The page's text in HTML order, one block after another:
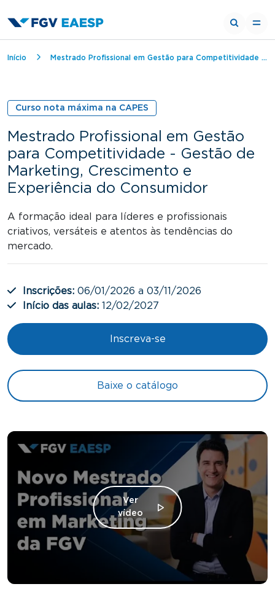
Trilha de navegação
Início Mestrado Profissional em Gestão para Competitividade - Gestão de Marketing, Crescimento e Experiência do Consumidor
Curso nota máxima na CAPES
Mestrado Profissional em Gestão
para Competitividade - Gestão de
Marketing, Crescimento e
Experiência do Consumidor
A formação ideal para líderes e profissionais
criativos, versáteis e atentos às tendências do
mercado.
Inscrições: 06/01/2026 a 03/11/2026
Início das aulas: 12/02/2027
Inscreva-se
Baixe o catálogo
Ver
vídeo